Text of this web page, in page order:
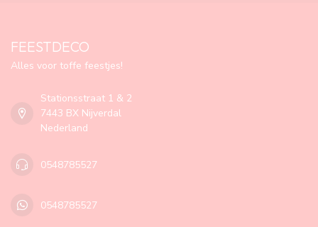
FEESTDECO
Alles voor toffe feestjes!
Stationsstraat 1 & 2
7443 BX Nijverdal
Nederland
0548785527
0548785527